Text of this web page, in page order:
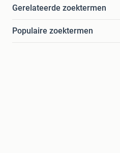
Gerelateerde zoektermen
Populaire zoektermen